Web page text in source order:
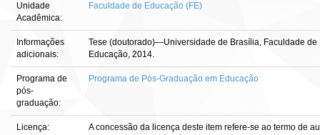
Unidade
Acadêmica:
Faculdade de Educação (FE)
Informações
adicionais:
Tese (doutorado)—Universidade de Brasília, Faculdade
Educação, 2014.
Programa de
pós-
graduação:
Programa de Pós-Graduação em Educação
Licença:
A concessão da licença deste item refere-se ao termo de